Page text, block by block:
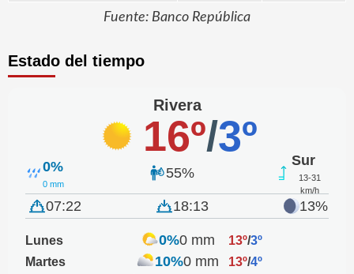
Fuente: Banco República
Estado del tiempo
Rivera
16º/3º
0%
0 mm
55%
Sur
13-31
km/h
07:22 18:13 13%
Lunes 0%0 mm 13º/3º
Martes
10%0 mm 13º/4º